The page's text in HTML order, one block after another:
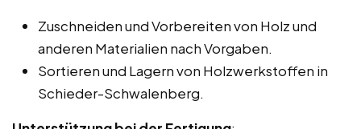
Zuschneiden und Vorbereiten von Holz und
anderen Materialien nach Vorgaben.
Sortieren und Lagern von Holzwerkstoffen in
Schieder-Schwalenberg.